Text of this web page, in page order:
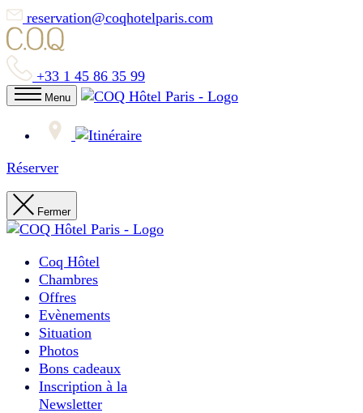
reservation@coqhotelparis.com
+33 1 45 86 35 99
Menu
Réserver
Fermer
Coq Hôtel
Chambres
Offres
Evènements
Situation
Photos
Bons cadeaux
Inscription à la
Newsletter